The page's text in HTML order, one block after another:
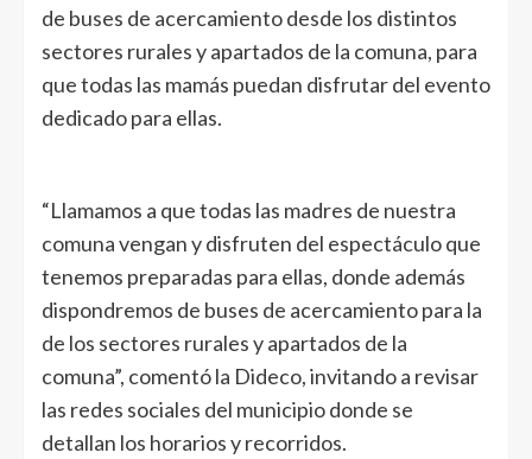
de buses de acercamiento desde los distintos
sectores rurales y apartados de la comuna, para
que todas las mamás puedan disfrutar del evento
dedicado para ellas.
“Llamamos a que todas las madres de nuestra
comuna vengan y disfruten del espectáculo que
tenemos preparadas para ellas, donde además
dispondremos de buses de acercamiento para la
de los sectores rurales y apartados de la
comuna”, comentó la Dideco, invitando a revisar
las redes sociales del municipio donde se
detallan los horarios y recorridos.